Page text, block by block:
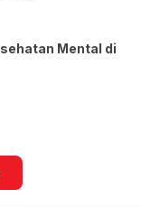
Mental di